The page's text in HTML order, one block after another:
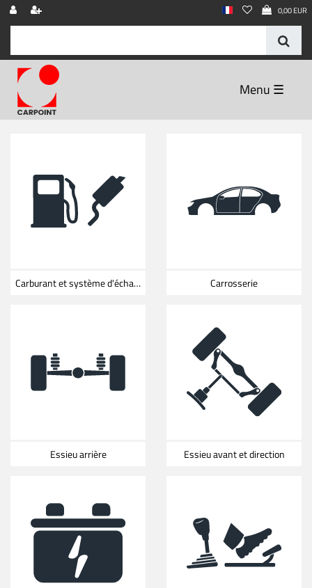
0,00 EUR
☰
Carburant et système d'échappement Carrosserie
Essieu arrière Essieu avant et direction